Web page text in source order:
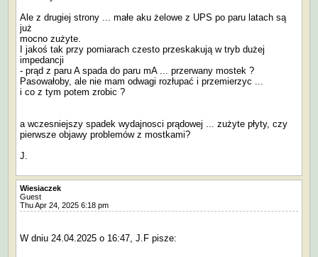
Ale z drugiej strony ... małe aku żelowe z UPS po paru latach są
już
mocno zużyte.
I jakoś tak przy pomiarach czesto przeskakują w tryb dużej
impedancji
- prąd z paru A spada do paru mA ... przerwany mostek ?
Pasowałoby, ale nie mam odwagi rozłupać i przemierzyc ...
i co z tym potem zrobic ?
a wczesniejszy spadek wydajnosci prądowej ... zużyte płyty, czy
pierwsze objawy problemów z mostkami?
J.
Wiesiaczek
Guest
Thu Apr 24, 2025 6:18 pm
W dniu 24.04.2025 o 16:47, J.F pisze: